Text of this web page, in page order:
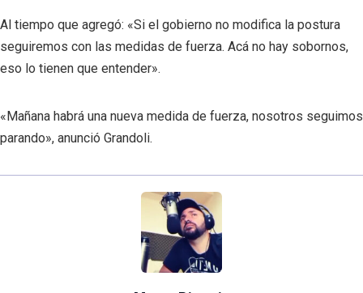
Al tiempo que agregó: «Si el gobierno no modifica la postura
seguiremos con las medidas de fuerza. Acá no hay sobornos,
eso lo tienen que entender».
«Mañana habrá una nueva medida de fuerza, nosotros seguimos
parando», anunció Grandoli.